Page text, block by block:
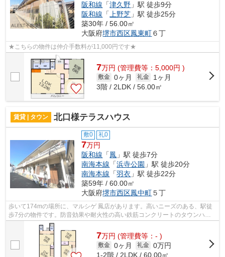
阪和線 「津久野 」駅 徒歩9分
阪和線 「上野芝 」駅 徒歩25分
築30年 / 56.00㎡
大阪府堺市西区鳳東町６丁
★こちらの物件は仲介手数料が11,000円です★
7万円 (管理費等：5,000円 )
敷金 0ヶ月 礼金
1ヶ月
3階 / 2LDK / 56.00㎡
賃貸 | タウン 北口様テラスハウス
敷0 礼0
7万円
阪和線 「鳳 」駅 徒歩7分
南海本線 「浜寺公園 」駅 徒歩20分
南海本線 「羽衣 」駅 徒歩22分
築59年 / 60.00㎡
大阪府堺市西区鳳中町５丁
歩いて174mの場所に、マルシゲ 鳳店があります。高いニーズのある、駅徒
歩7分の物件です。防音効果や耐火性の高い鉄筋コンクリートのタウンハウ
ス。当社イチオシの物件の「北口様テラ...
7万円 (管理費等：- )
敷金 0ヶ月 礼金 0万円
1-2階 / 2LDK / 60.00㎡